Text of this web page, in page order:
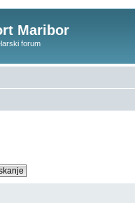
Maribor
forum